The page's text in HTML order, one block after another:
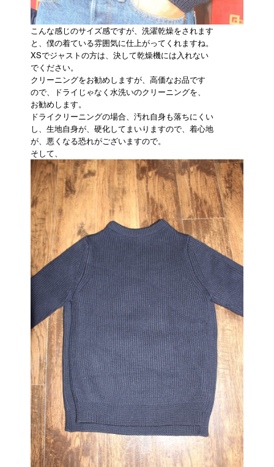
こんな感じのサイズ感ですが、洗濯乾燥をされます
と、僕の着ている雰囲気に仕上がってくれますね。
XSでジャストの方は、決して乾燥機には入れない
でください。
クリーニングをお勧めしますが、高価なお品です
ので、ドライじゃなく水洗いのクリーニングを、
お勧めします。
ドライクリーニングの場合、汚れ自身も落ちにくい
し、生地自身が、硬化してまいりますので、着心地
が、悪くなる恐れがございますので。
そして、